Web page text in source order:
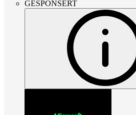
GESPONSERT